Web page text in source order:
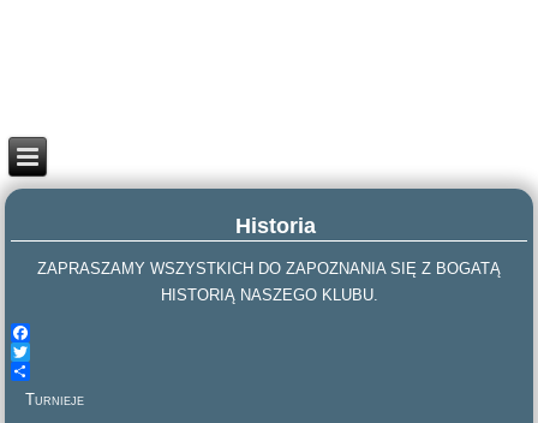
Historia
ZAPRASZAMY WSZYSTKICH DO ZAPOZNANIA SIĘ Z BOGATĄ
HISTORIĄ NASZEGO KLUBU.
Turnieje